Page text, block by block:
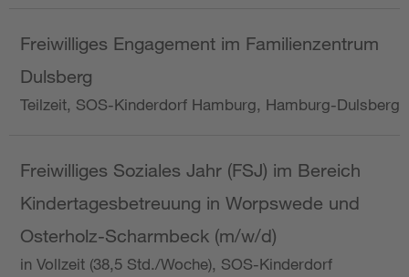
Freiwilliges Engagement im Familienzentrum
Dulsberg
Teilzeit, SOS-Kinderdorf Hamburg, Hamburg-Dulsberg
Freiwilliges Soziales Jahr (FSJ) im Bereich
Kindertagesbetreuung in Worpswede und
Osterholz-Scharmbeck (m/w/d)
in Vollzeit (38,5 Std./Woche), SOS-Kinderdorf